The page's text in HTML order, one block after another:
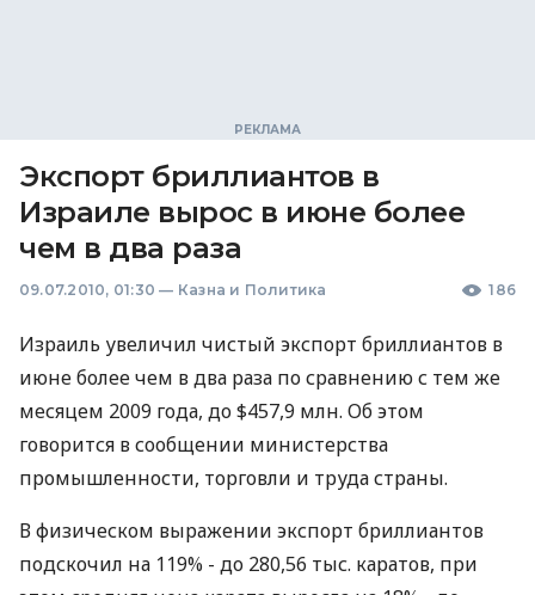
Экспорт бриллиантов в
Израиле вырос в июне более
чем в два раза
09.07.2010, 01:30 — Казна и Политика 186
Израиль увеличил чистый экспорт бриллиантов в
июне более чем в два раза по сравнению с тем же
месяцем 2009 года, до $457,9 млн. Об этом
говорится в сообщении министерства
промышленности, торговли и труда страны.
В физическом выражении экспорт бриллиантов
подскочил на 119% - до 280,56 тыс. каратов, при